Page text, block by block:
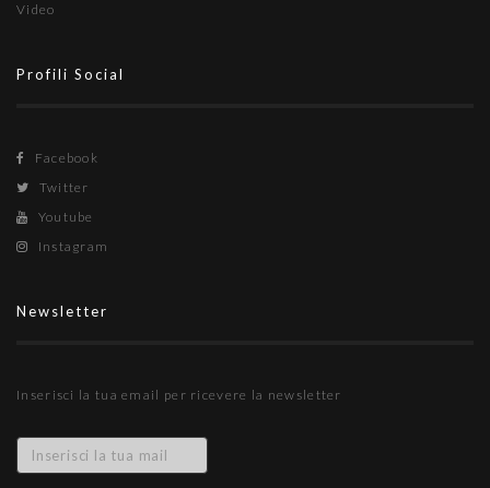
Video
Profili Social
Facebook
Twitter
Youtube
Instagram
Newsletter
Inserisci la tua email per ricevere la newsletter